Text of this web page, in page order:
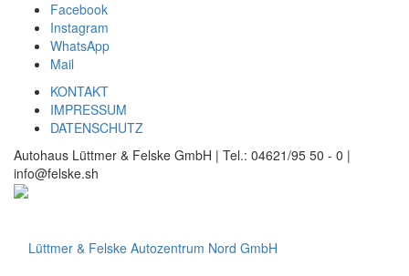
Facebook
Instagram
WhatsApp
Mail
KONTAKT
IMPRESSUM
DATENSCHUTZ
Autohaus Lüttmer & Felske GmbH | Tel.: 04621/95 50 - 0 |
info@felske.sh